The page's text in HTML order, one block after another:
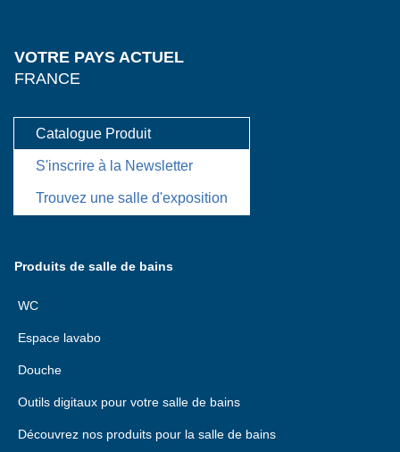
VOTRE PAYS ACTUEL
FRANCE
Catalogue Produit
S'inscrire à la Newsletter
Trouvez une salle d'exposition
Produits de salle de bains
WC
Espace lavabo
Douche
Outils digitaux pour votre salle de bains
Découvrez nos produits pour la salle de bains